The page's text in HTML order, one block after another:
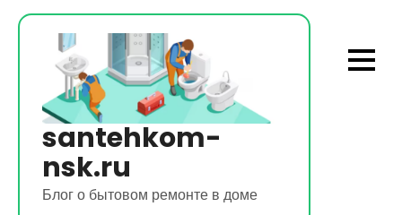
Перейти
содержимому
santehkom-
nsk.ru
Блог о бытовом ремонте в доме